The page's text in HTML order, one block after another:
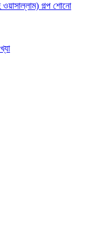
ওয়াসাল্লাম) গল্প শোনো